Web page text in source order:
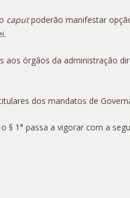
caputpoderão manifestar
órgãos da administração
dos mandatos de
§ 1° passa a vigorar com a